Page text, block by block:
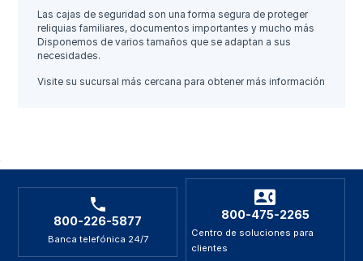
Las cajas de seguridad son una forma segura de proteger
reliquias familiares, documentos importantes y mucho más
Disponemos de varios tamaños que se adaptan a sus
necesidades.
Visite su sucursal más cercana para obtener más información
800-226-5877
Banca telefónica 24/7
800-475-2265
Centro de soluciones para
clientes